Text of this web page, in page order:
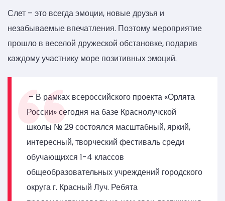
Слет – это всегда эмоции, новые друзья и
незабываемые впечатления. Поэтому мероприятие
прошло в веселой дружеской обстановке, подарив
каждому участнику море позитивных эмоций.
– В рамках всероссийского проекта «Орлята
России» сегодня на базе Краснолучской
школы № 29 состоялся масштабный, яркий,
интересный, творческий фестиваль среди
обучающихся 1-4 классов
общеобразовательных учреждений городского
округа г. Красный Луч. Ребята